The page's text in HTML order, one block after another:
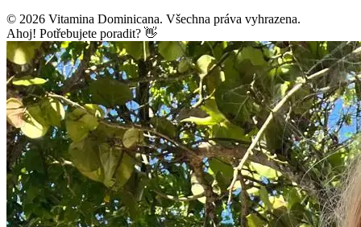
© 2026 Vitamina Dominicana. Všechna práva vyhrazena.
Ahoj! Potřebujete poradit? 👋